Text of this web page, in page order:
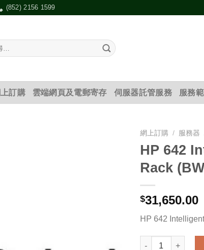
(852) 2156 1599
訂購 雲端網頁及電郵寄存 伺服器託管服務 服務
網上訂購 / 服務器
HP 642
Rack
$31,650.00
HP 642
HP 642 Intelligent